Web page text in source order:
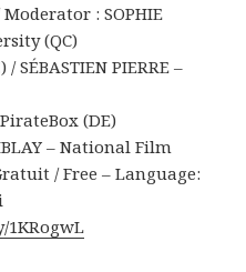
: SOPHIE
(QC)
SÉBASTIEN PIERRE –
(DE)
– National Film
/ Free – Language:
1KRogwL